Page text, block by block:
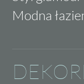
Modna